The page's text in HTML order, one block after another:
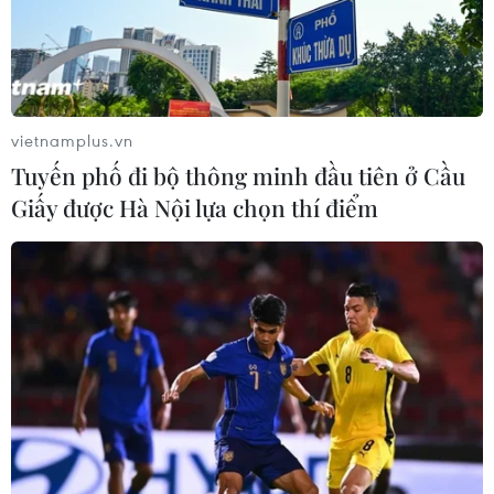
TIN LIÊN QUAN
12 lý do khiến phái đẹp nên ăn ít nhất một
vietnamplus.vn
Tuyến phố đi bộ thông minh đầu tiên ở Cầu
Giấy được Hà Nội lựa chọn thí điểm